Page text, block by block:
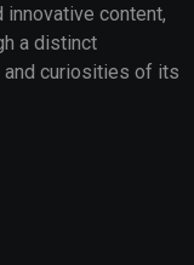
content,
a distinct
curiosities of its